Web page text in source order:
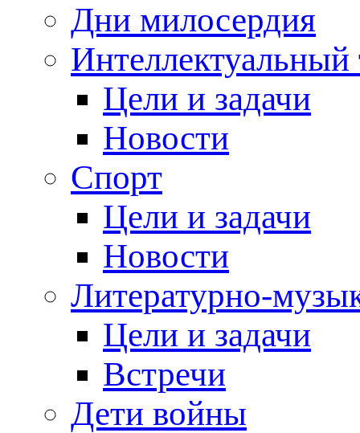
Дни милосердия
Интеллектуальный
Цели и задачи
Новости
Спорт
Цели и задачи
Новости
Литературно-
Цели и задачи
Встречи
Дети войны